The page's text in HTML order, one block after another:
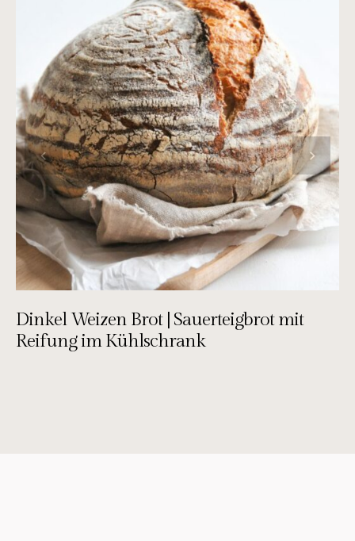
Dinkel Weizen Brot | Sauerteigbrot mit
Reifung im Kühlschrank